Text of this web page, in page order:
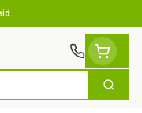
Zoek